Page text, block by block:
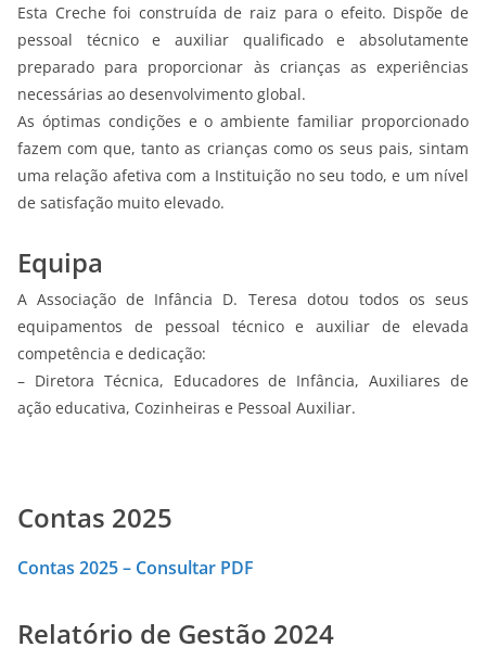
Esta Creche foi construída de raiz para o efeito. Dispõe de
pessoal técnico e auxiliar qualificado e absolutamente
preparado para proporcionar às crianças as experiências
necessárias ao desenvolvimento global.
As óptimas condições e o ambiente familiar proporcionado
fazem com que, tanto as crianças como os seus pais, sintam
uma relação afetiva com a Instituição no seu todo, e um nível
de satisfação muito elevado.
Equipa
A Associação de Infância D. Teresa dotou todos os seus
equipamentos de pessoal técnico e auxiliar de elevada
competência e dedicação:
– Diretora Técnica, Educadores de Infância, Auxiliares de
ação educativa, Cozinheiras e Pessoal Auxiliar.
Contas 2025
Contas 2025 – Consultar PDF
Relatório de Gestão 2024